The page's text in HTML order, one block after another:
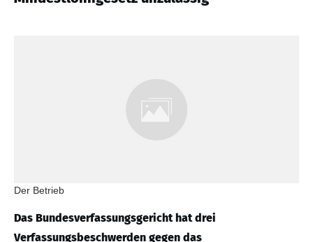
Der Betrieb
Das Bundesverfassungsgericht hat drei
Verfassungsbeschwerden gegen das